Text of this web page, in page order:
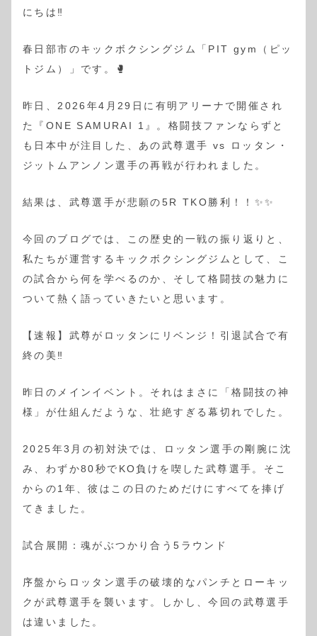
にちは‼️
春日部市のキックボクシングジム「PIT gym（ピッ
トジム）」です。🥊
昨日、2026年4月29日に有明アリーナで開催され
た『ONE SAMURAI 1』。格闘技ファンならずと
も日本中が注目した、あの武尊選手 vs ロッタン・
ジットムアンノン選手の再戦が行われました。
結果は、武尊選手が悲願の5R TKO勝利！！✨✨
今回のブログでは、この歴史的一戦の振り返りと、
私たちが運営するキックボクシングジムとして、こ
の試合から何を学べるのか、そして格闘技の魅力に
ついて熱く語っていきたいと思います。
【速報】武尊がロッタンにリベンジ！引退試合で有
終の美‼️
昨日のメインイベント。それはまさに「格闘技の神
様」が仕組んだような、壮絶すぎる幕切れでした。
2025年3月の初対決では、ロッタン選手の剛腕に沈
み、わずか80秒でKO負けを喫した武尊選手。そこ
からの1年、彼はこの日のためだけにすべてを捧げ
てきました。
試合展開：魂がぶつかり合う5ラウンド
序盤からロッタン選手の破壊的なパンチとローキッ
クが武尊選手を襲います。しかし、今回の武尊選手
は違いました。